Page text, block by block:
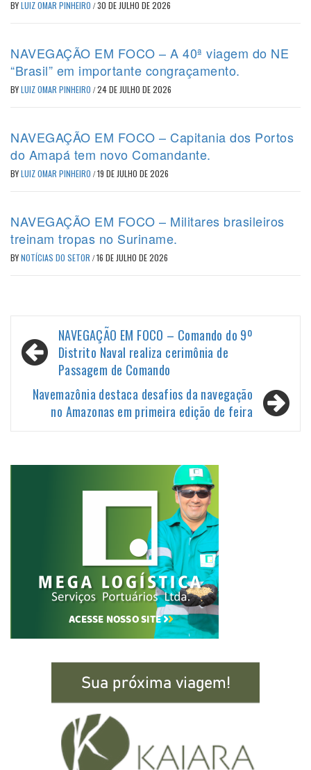
BYLUIZ OMAR PINHEIRO /30 DE JULHO DE 2026
NAVEGAÇÃO EM FOCO – A 40ª viagem do NE
“Brasil” em importante congraçamento.
BYLUIZ OMAR PINHEIRO /24 DE JULHO DE 2026
NAVEGAÇÃO EM FOCO – Capitania dos Portos
do Amapá tem novo Comandante.
BYLUIZ OMAR PINHEIRO /19 DE JULHO DE 2026
NAVEGAÇÃO EM FOCO – Militares brasileiros
treinam tropas no Suriname.
BYNOTÍCIAS DO SETOR /16 DE JULHO DE 2026
Navegação
de
NAVEGAÇÃO EM FOCO – Comando do 9º
Distrito Naval realiza cerimônia de
Passagem de Comando
Navemazônia destaca desafios da navegação
no Amazonas em primeira edição de feira